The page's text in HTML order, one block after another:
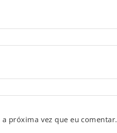
próxima vez que eu comentar.